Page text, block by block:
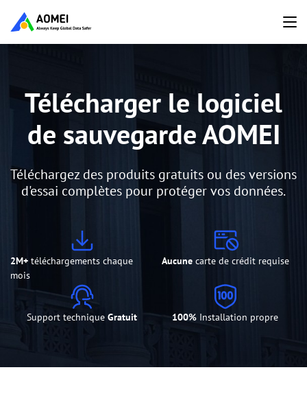
Télécharger le logiciel
de sauvegarde AOMEI
Téléchargez des produits gratuits ou des versions
d'essai complètes pour protéger vos données.
2M+ téléchargements chaque
mois
Aucunecarte de crédit requise
Support technique Gratuit 100% Installation propre